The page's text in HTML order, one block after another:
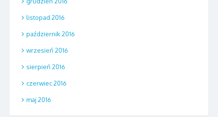
listopad 2016
październik 2016
wrzesień 2016
sierpień 2016
czerwiec 2016
maj 2016